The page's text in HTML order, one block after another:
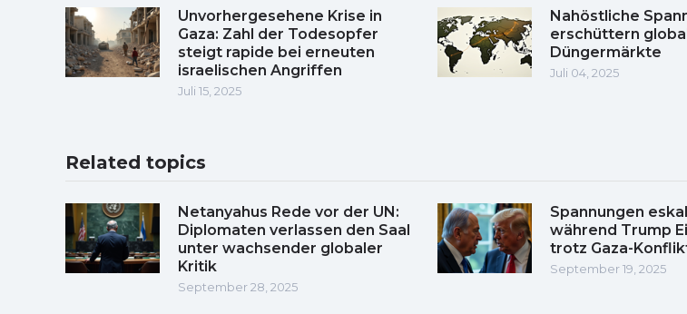
Unvorhergesehene Krise in
Gaza: Zahl der Todesopfer
steigt rapide bei erneuten
israelischen Angriffen
Juli 15, 2025
Nahöstliche
erschüttern
Düngermärkte
Juli 04, 2025
Related topics
Netanyahus Rede vor der UN:
Diplomaten verlassen den Saal
unter wachsender globaler
Kritik
September 28, 2025
Spannungen
während Trump
trotz Gaza-
September 19, 2025